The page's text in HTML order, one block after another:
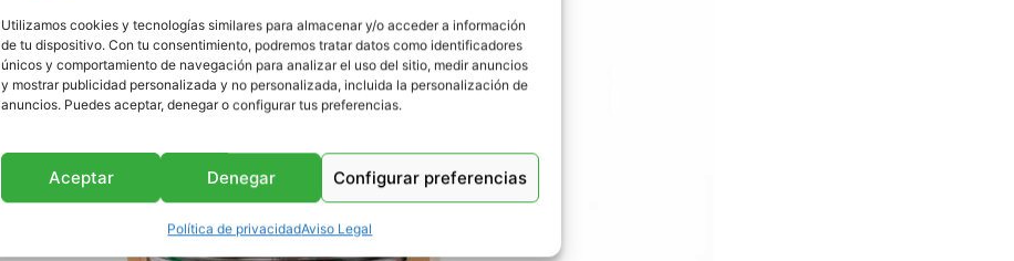
Utilizamos cookies y tecnologías similares para almacenar y/o acceder a información
de tu dispositivo. Con tu consentimiento, podremos tratar datos como identificadores
únicos y comportamiento de navegación para analizar el uso del sitio, medir anuncios
y mostrar publicidad personalizada y no personalizada, incluida la personalización de
anuncios. Puedes aceptar, denegar o configurar tus preferencias.
Aceptar Denegar Configurar preferencias
Política de privacidadAviso Legal